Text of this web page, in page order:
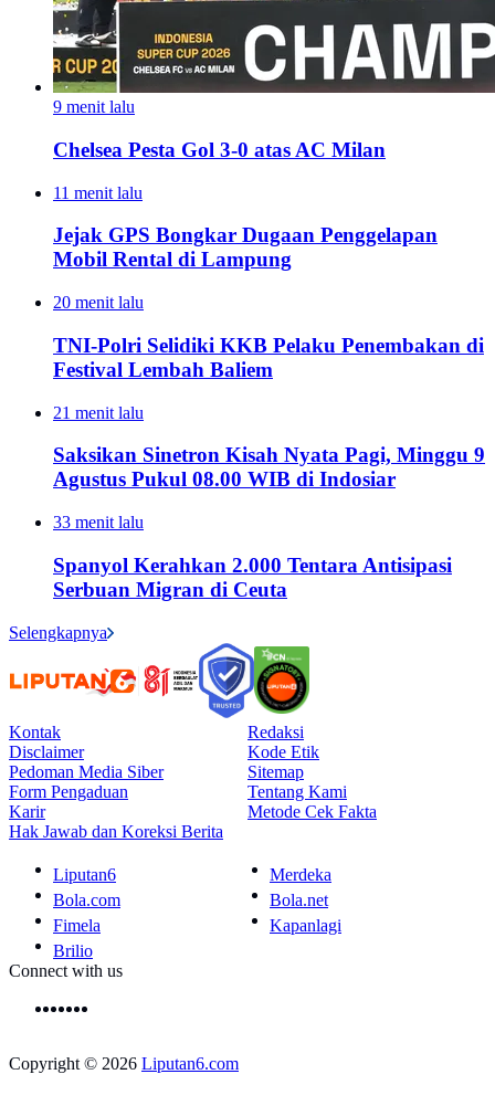
9 menit lalu
Chelsea Pesta Gol 3-0 atas AC Milan
11 menit lalu
Jejak GPS Bongkar Dugaan Penggelapan
Mobil Rental di Lampung
20 menit lalu
TNI-Polri Selidiki KKB Pelaku Penembakan di
Festival Lembah Baliem
21 menit lalu
Saksikan Sinetron Kisah Nyata Pagi, Minggu 9
Agustus Pukul 08.00 WIB di Indosiar
33 menit lalu
Spanyol Kerahkan 2.000 Tentara Antisipasi
Serbuan Migran di Ceuta
Selengkapnya
Kontak
Redaksi
Disclaimer
Kode Etik
Pedoman Media Siber
Sitemap
Form Pengaduan
Tentang Kami
Karir
Metode Cek Fakta
Hak Jawab dan Koreksi Berita
Liputan6
Merdeka
Bola.com
Bola.net
Fimela
Kapanlagi
Brilio
Connect with us
Copyright © 2026 Liputan6.com